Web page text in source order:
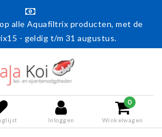
alle Aquafiltrix producten, met de
- geldig t/m 31 augustus.
Inloggen
0
Winkelwagen